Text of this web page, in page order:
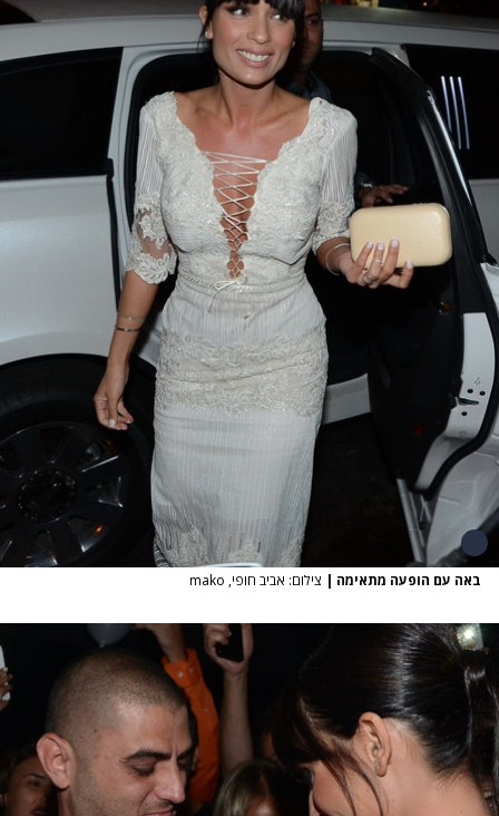
באה עם הופעה מתאימה | צילום: אביב חופי, mako